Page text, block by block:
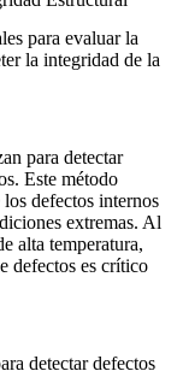
para evaluar la
la integridad de la
para detectar
Este método
los defectos internos
extremas. Al
alta temperatura,
defectos es crítico
detectar defectos